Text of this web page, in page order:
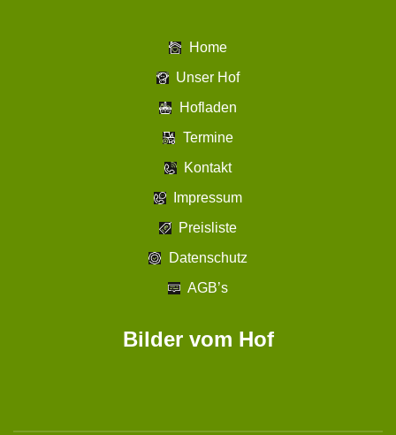
Home
Unser Hof
Hofladen
Termine
Kontakt
Impressum
Preisliste
Datenschutz
AGB’s
Bilder vom Hof